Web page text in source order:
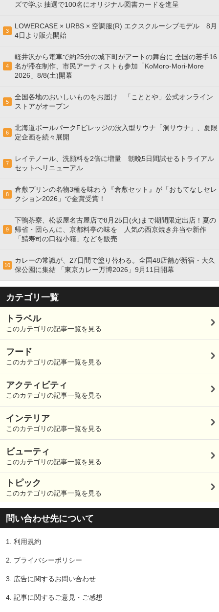
ズで学ぶ 抽選で100名にオリジナル図書カードを進呈
3
LOWERCASE × URBS × 空調服(R) エクスクルーシブモデル 8月
4日より販売開始
4
軽井沢から電車で約25分の城下町がアートの舞台に 全国の若手16
名が滞在制作、市民アーティストも参加「KoMoro-Mori-More
2026」8/8(土)開幕
5
全国各地のおいしいものをお届け 「こととや」公式オンライン
ストアがオープン
6
北海道ボールパークFビレッジの没入型サウナ「洞サウナ」、夏限
定企画を続々展開
7
レイテノール、洗顔料を2倍に増量 朝晩5日間試せるトライアル
セットへリニューアル
8
倉敷プリンの名物3種を味わう『倉敷セット』が「おもてなしセレ
クション2026」で金賞受賞！
9
下鴨茶寮、松坂屋名古屋店で8月25日(火)まで期間限定出店！夏の
帰省・団らんに、京都料亭の味を 人気の西京焼き弁当や新作
「鯖寿司の口福小箱」などを販売
10
カレーの常識が、27日間で塗り替わる。全国48店舗が新宿・大久
保公園に集結 「東京カレー万博2026」9月11日開幕
カテゴリ一覧
トラベル
このカテゴリの記事一覧を見る
フード
このカテゴリの記事一覧を見る
アクティビティ
このカテゴリの記事一覧を見る
インテリア
このカテゴリの記事一覧を見る
ビューティ
このカテゴリの記事一覧を見る
トピック
このカテゴリの記事一覧を見る
問い合わせ先について
1. 利用規約
2. プライバシーポリシー
3. 広告に関するお問い合わせ
4. 記事に関するご意見・ご感想